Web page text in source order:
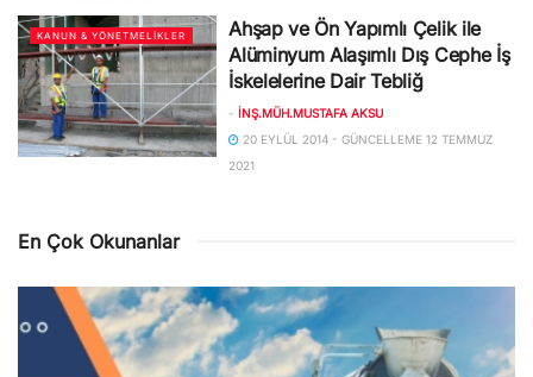
KANUN & YÖNETMELIKLER
Ahşap ve Ön Yapımlı Çelik ile
Alüminyum Alaşımlı Dış Cephe İş
İskelelerine Dair Tebliğ
- İNŞ.MÜH.MUSTAFA AKSU
20 EYLÜL 2014 - GÜNCELLEME 12 TEMMUZ
2021
En Çok Okunanlar